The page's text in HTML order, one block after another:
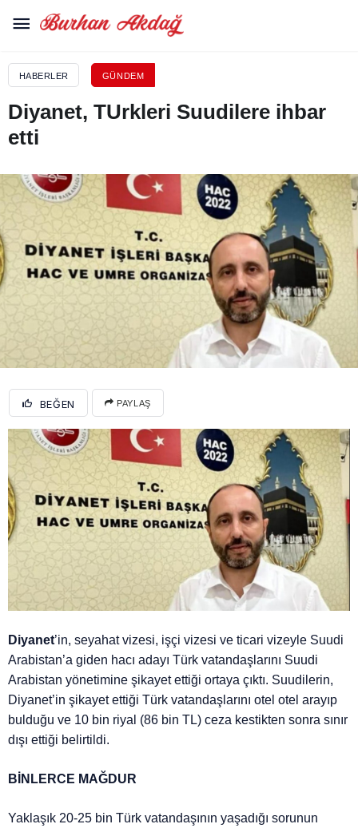
HABERLER GÜNDEM
Diyanet, TUrkleri Suudilere ihbar
etti
BEĞEN PAYLAŞ
Diyanet’in, seyahat vizesi, işçi vizesi ve ticari vizeyle Suudi
Arabistan’a giden hacı adayı Türk vatandaşlarını Suudi
Arabistan yönetimine şikayet ettiği ortaya çıktı. Suudilerin,
Diyanet’in şikayet ettiği Türk vatandaşlarını otel otel arayıp
bulduğu ve 10 bin riyal (86 bin TL) ceza kestikten sonra sınır
dışı ettiği belirtildi.
BİNLERCE MAĞDUR
Yaklaşık 20-25 bin Türk vatandaşının yaşadığı sorunun